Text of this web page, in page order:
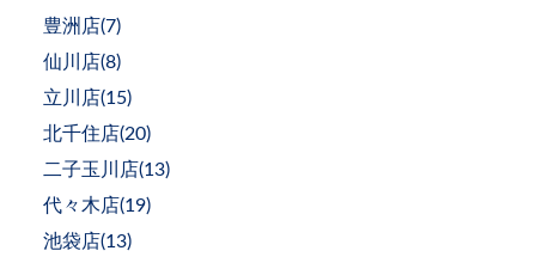
豊洲店(7)
仙川店(8)
立川店(15)
北千住店(20)
二子玉川店(13)
代々木店(19)
池袋店(13)